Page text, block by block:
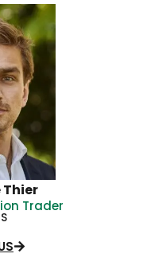
Thier
Trader